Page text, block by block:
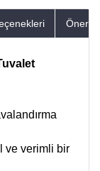
ve verimli bir